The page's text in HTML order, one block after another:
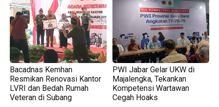
Bacadnas Kemhan
Resmikan Renovasi Kantor
LVRI dan Bedah Rumah
Veteran di Subang
PWI Jabar Gelar UKW di
Majalengka, Tekankan
Kompetensi Wartawan
Cegah Hoaks